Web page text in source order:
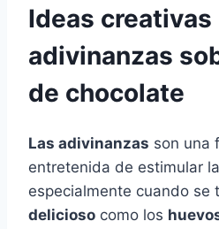
Ideas creativas
adivinanzas
de chocolate
Las adivinanzas son una
entretenida de estimular
especialmente cuando se
delicioso como los